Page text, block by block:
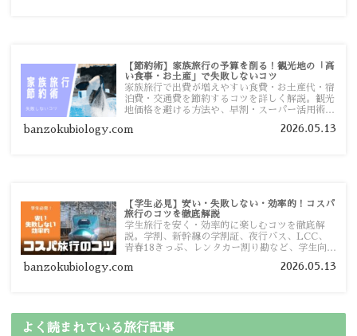
【節約術】家族旅行の予算を削る！観光地の「高
い食事・お土産」で失敗しないコツ
家族旅行で出費が増えやすい食費・お土産代・宿
泊費・交通費を節約するコツを詳しく解説。観光
地価格を避ける方法や、早割・スーパー活用術、
banzokubiology.com 2026.05.13
【学生必見】安い・失敗しない・効率的！コスパ
旅行のコツを徹底解説
学生旅行を安く・効率的に楽しむコツを徹底解
説。学割、新幹線の学割証、夜行バス、LCC、
青春18きっぷ、レンタカー割り勘など、学生向け
banzokubiology.com 2026.05.13
よく読まれている旅行記事